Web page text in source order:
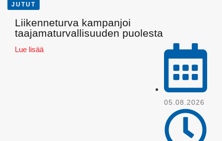
JUTUT
Liikenneturva kampanjoi
taajamaturvallisuuden puolesta
Lue lisää
05.08.2026